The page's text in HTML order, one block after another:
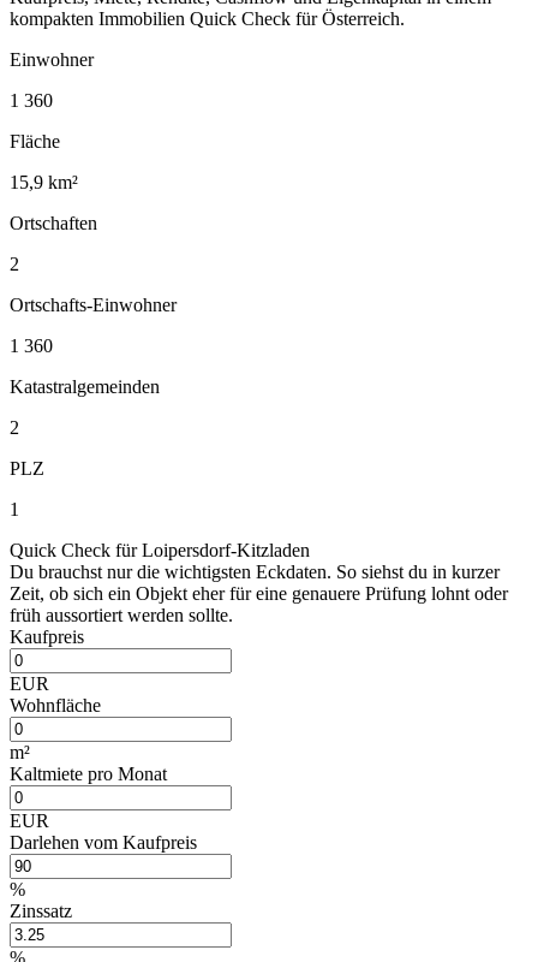
kompakten Immobilien Quick Check für Österreich.
Einwohner
1 360
Fläche
15,9 km²
Ortschaften
2
Ortschafts-Einwohner
1 360
Katastralgemeinden
2
PLZ
1
Quick Check für Loipersdorf-Kitzladen
Du brauchst nur die wichtigsten Eckdaten. So siehst du in kurzer
Zeit, ob sich ein Objekt eher für eine genauere Prüfung lohnt oder
früh aussortiert werden sollte.
Kaufpreis
EUR
Wohnfläche
m²
Kaltmiete pro Monat
EUR
Darlehen vom Kaufpreis
%
Zinssatz
%